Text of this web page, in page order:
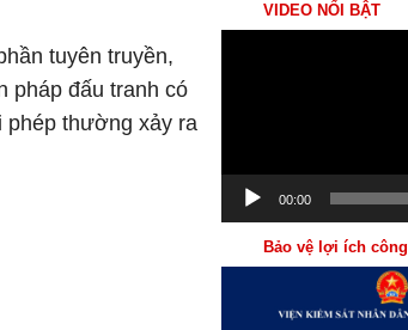
tuyên truyền,
pháp đấu tranh có
phép thường xảy ra
VIDEO NỔI BẬT
00:00
Bảo vệ lợi ích công